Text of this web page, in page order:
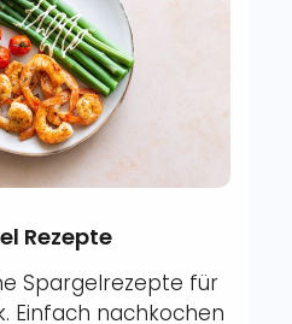
Rezepte
Spargelrezepte für
Einfach nachkochen